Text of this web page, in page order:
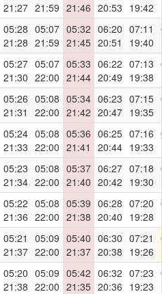
21:27 21:59 21:46 20:53 19:42
05:28
21:28
05:07
21:59
05:32
21:45
06:20
20:51
07:11
19:40
05:27
21:30
05:07
22:00
05:33
21:44
06:22
20:49
07:13
19:38
05:26
21:31
05:08
22:00
05:34
21:42
06:23
20:47
07:15
19:35
05:24
21:33
05:08
22:00
05:36
21:41
06:25
20:44
07:16
19:33
05:23
21:34
05:08
22:00
05:37
21:40
06:27
20:42
07:18
19:30
05:22
21:36
05:08
22:00
05:39
21:38
06:28
20:40
07:20
19:28
05:21
21:37
05:09
22:00
05:40
21:37
06:30
20:38
07:21
19:26
05:20
21:38
05:09
22:00
05:42
21:35
06:32
20:36
07:23
19:23